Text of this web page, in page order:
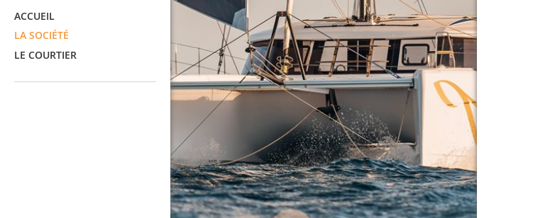
ACCUEIL
LA SOCIÉTÉ
LE COURTIER